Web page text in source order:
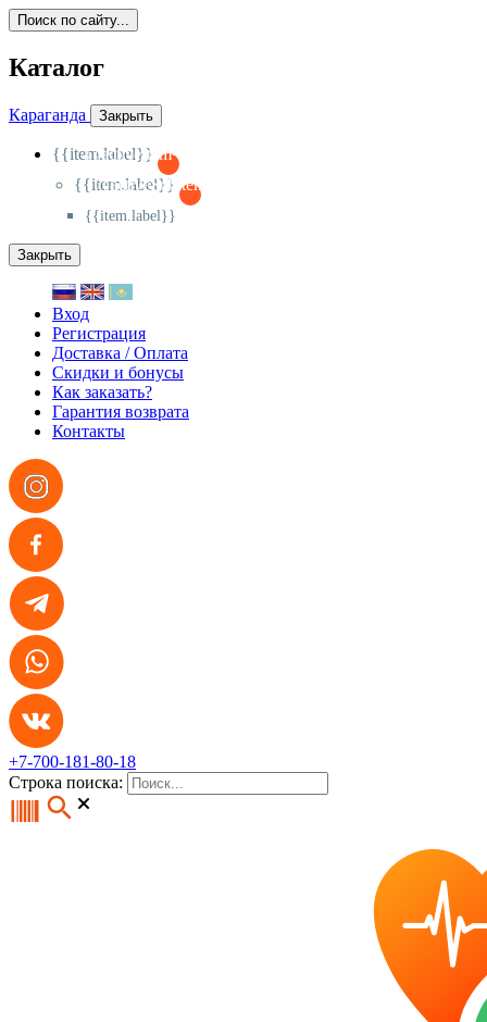
Поиск по сайту...
Каталог
Караганда Закрыть
{{item.label}}
{{activeItem==item.id?'-
{{item.label}}
{{activeSubitem==item.id?'-
{{item.label}}
Закрыть
Вход
Регистрация
Доставка / Оплата
Скидки и бонусы
Как заказать?
Гарантия возврата
Контакты
+7-700-181-80-18
Строка поиска: